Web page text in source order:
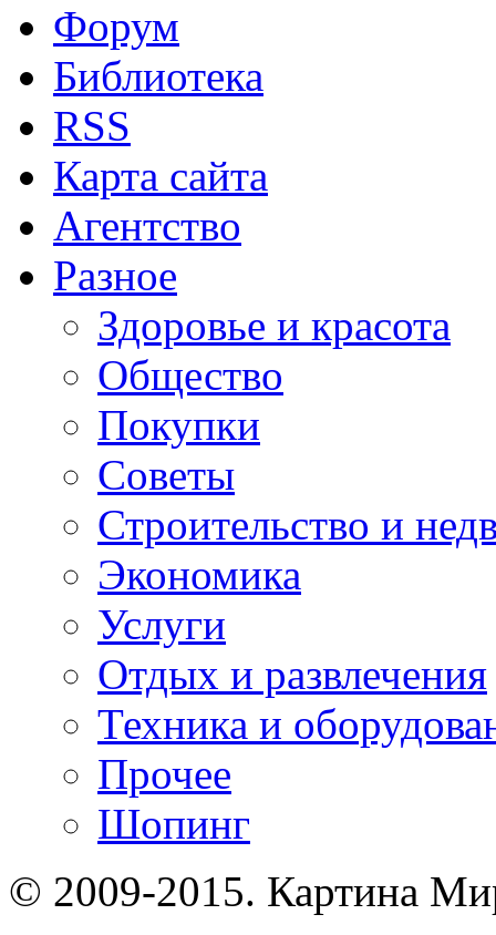
Форум
Библиотека
RSS
Карта сайта
Агентство
Разное
Здоровье и красота
Общество
Покупки
Советы
Строительство и
Экономика
Услуги
Отдых и развлечения
Техника и
Прочее
Шопинг
© 2009-2015. Картина